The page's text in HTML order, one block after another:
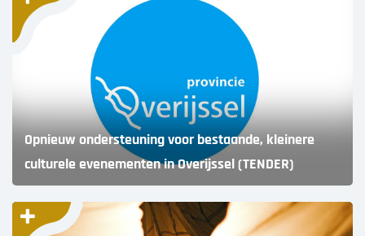
Opnieuw ondersteuning voor bestaande, kleinere
culturele evenementen in Overijssel (TENDER)